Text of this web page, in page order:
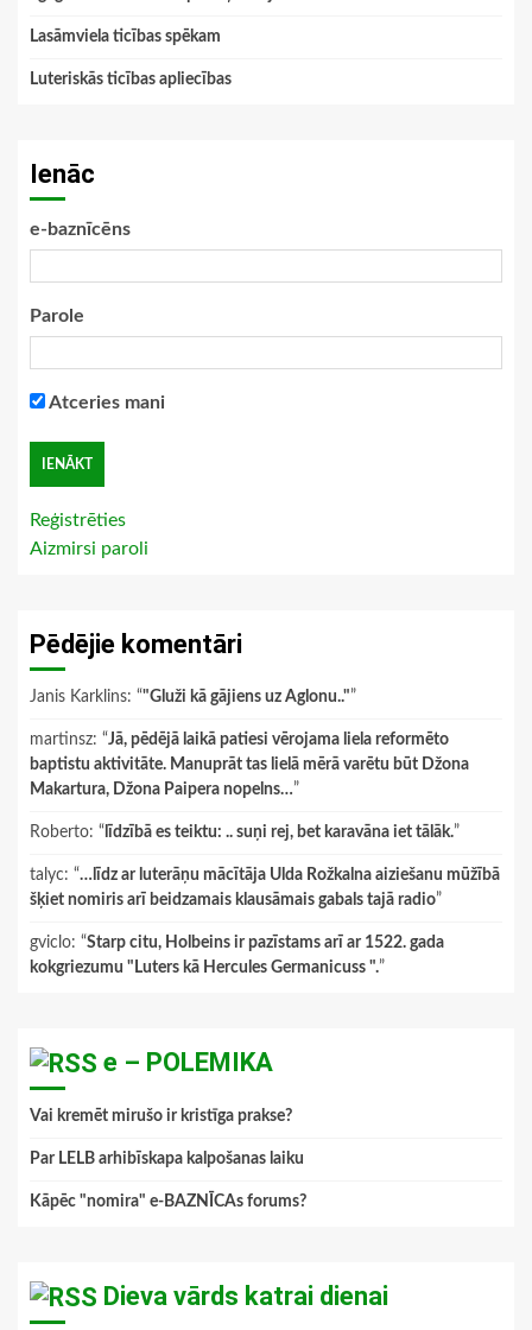
Lasāmviela ticības spēkam
Luteriskās ticības apliecības
Ienāc
e-baznīcēns
Parole
Atceries mani
Reģistrēties
Aizmirsi paroli
Pēdējie komentāri
Janis Karklins: “"Gluži kā gājiens uz Aglonu.."”
martinsz: “Jā, pēdējā laikā patiesi vērojama liela reformēto
baptistu aktivitāte. Manuprāt tas lielā mērā varētu būt Džona
Makartura, Džona Paipera nopelns…”
Roberto: “ līdzībā es teiktu: .. suņi rej, bet karavāna iet tālāk.”
talyc: “…līdz ar luterāņu mācītāja Ulda Rožkalna aiziešanu mūžībā
šķiet nomiris arī beidzamais klausāmais gabals tajā radio”
gviclo: “Starp citu, Holbeins ir pazīstams arī ar 1522. gada
kokgriezumu "Luters kā Hercules Germanicuss ".”
e – POLEMIKA
Vai kremēt mirušo ir kristīga prakse?
Par LELB arhibīskapa kalpošanas laiku
Kāpēc "nomira" e-BAZNĪCAs forums?
Dieva vārds katrai dienai